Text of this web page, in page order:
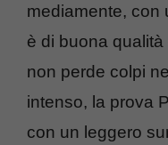
mediamente, con
è di buona
non perde colpi
intenso, la prova
con un leggero